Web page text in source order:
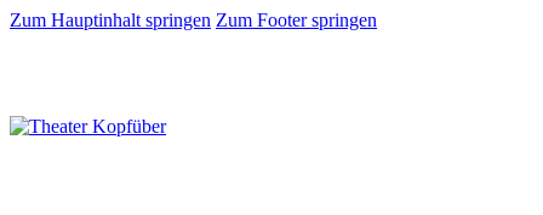
Zum Hauptinhalt springen Zum Footer springen